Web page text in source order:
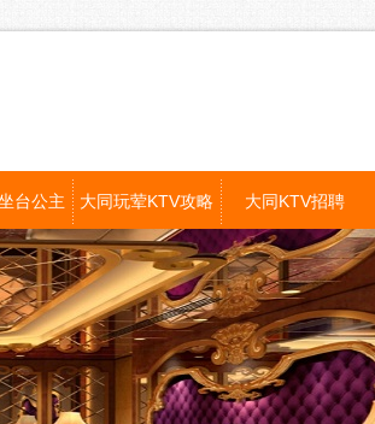
台公主 大同玩荤KTV攻略 大同KTV招聘